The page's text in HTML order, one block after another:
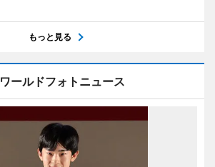
もっと見る
ワールドフォトニュース